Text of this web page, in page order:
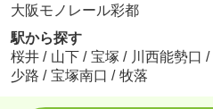
大阪モノレール彩都
駅から探す
桜井 / 山下 / 宝塚 / 川西能勢口 /
少路 / 宝塚南口 / 牧落